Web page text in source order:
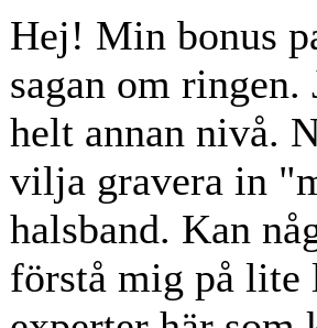
Hej! Min bonus
sagan om ringen.
helt annan nivå.
vilja gravera in
halsband. Kan
förstå mig på lite